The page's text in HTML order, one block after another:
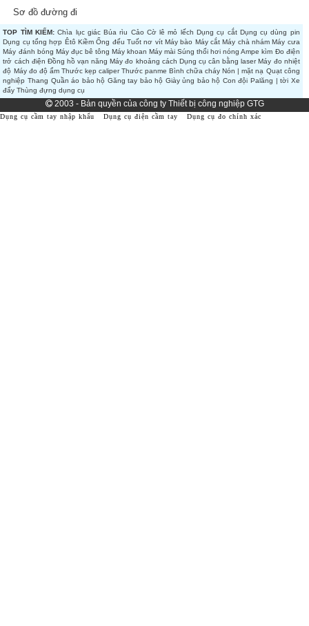
Sơ đồ đường đi
TOP TÌM KIẾM:Chìa lục giác Búa rìu Cảo Cờ lê mỏ lếch Dụng cụ cắt Dụng cụ dùng pin
Dụng cụ tổng hợp Êtô Kiềm Ống đếu Tuốt nơ vít Máy bào Máy cắt Máy chà nhám Máy cưa
Máy đánh bóng Máy đục bê tông Máy khoan Máy mài Súng thổi hơi nóng Ampe kìm Đo điện
trở cách điện Đồng hồ vạn năng Máy đo khoảng cách Dụng cụ cân bằng laser Máy đo nhiệt
độ Máy đo độ ẩm Thước kẹp caliper Thước panme Bình chữa cháy Nón | mặt nạ Quạt công
nghiệp Thang Quần áo bảo hộ Găng tay bảo hộ Giày ủng bảo hộ Con đội Palăng | tời Xe
đẩy Thùng đựng dụng cụ
2003 - Bản quyền của công ty Thiết bị công nghiệp GTG
Dụng cụ cầm tay nhập khẩu Dụng cụ điện cầm tay Dụng cụ đo chính xác